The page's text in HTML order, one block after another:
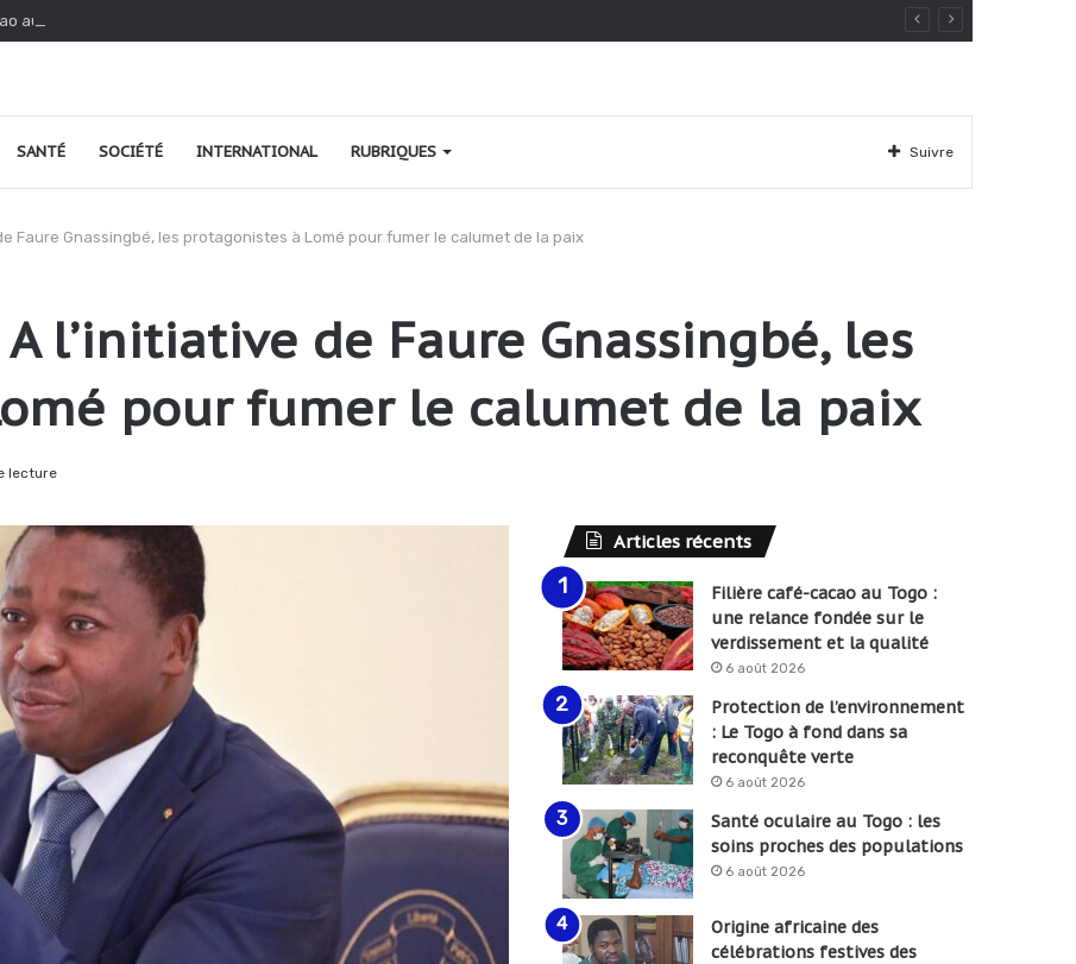
au Togo : une relance fondée sur le verdissement et la qualité
SANTÉ SOCIÉTÉ INTERNATIONAL RUBRIQUES Suivre
Faure Gnassingbé, les protagonistes à Lomé pour fumer le calumet de la paix
l’initiative de Faure Gnassingbé, les
pour fumer le calumet de la paix
lecture
Articles récents
Filière café-cacao au Togo :
une relance fondée sur le
verdissement et la qualité
6 août 2026
Protection de l’environnement
: Le Togo à fond dans sa
reconquête verte
6 août 2026
Santé oculaire au Togo : les
soins proches des populations
6 août 2026
Origine africaine des
célébrations festives des